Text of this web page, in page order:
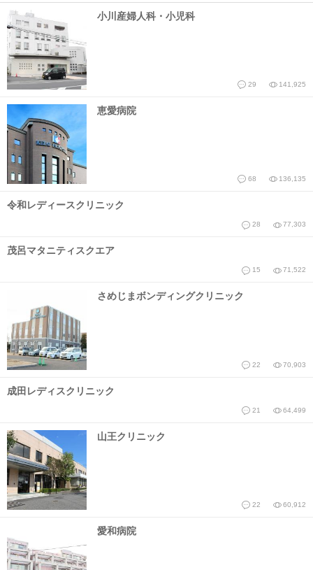
小川産婦人科・小児科
29 141,925
恵愛病院
68 136,135
令和レディースクリニック
28 77,303
茂呂マタニティスクエア
15 71,522
さめじまボンディングクリニック
22 70,903
成田レディスクリニック
21 64,499
山王クリニック
22 60,912
愛和病院